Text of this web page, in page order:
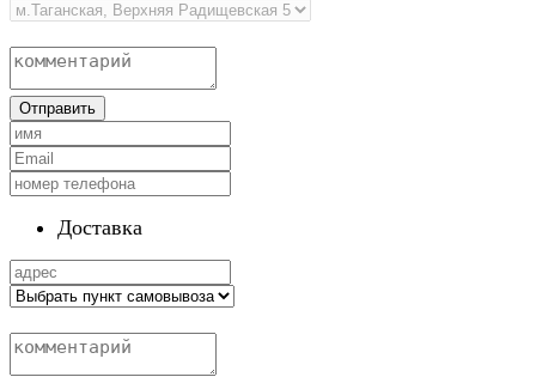
Отправить
Доставка